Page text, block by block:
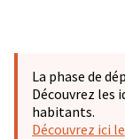
La phase de
Découvrez les
habitants.
Découvrez ici